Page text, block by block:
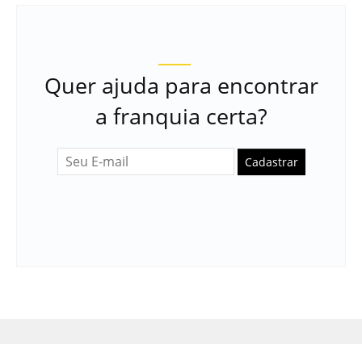
Quer ajuda para encontrar
a franquia certa?
Cadastrar